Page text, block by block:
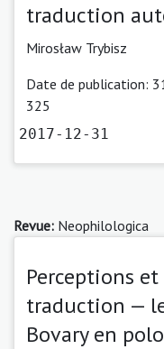
traduction
Mirosław Trybisz
Date de publication:
325
2017-12-31
Revue: Neophilologica
Perceptions
traduction —
Bovary en